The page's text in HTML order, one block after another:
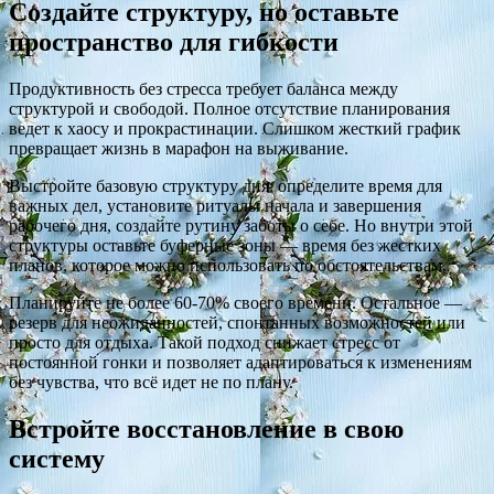
Создайте структуру, но оставьте
пространство для гибкости
Продуктивность без стресса требует баланса между
структурой и свободой. Полное отсутствие планирования
ведет к хаосу и прокрастинации. Слишком жесткий график
превращает жизнь в марафон на выживание.
Выстройте базовую структуру дня: определите время для
важных дел, установите ритуалы начала и завершения
рабочего дня, создайте рутину заботы о себе. Но внутри этой
структуры оставьте буферные зоны — время без жестких
планов, которое можно использовать по обстоятельствам.
Планируйте не более 60-70% своего времени. Остальное —
резерв для неожиданностей, спонтанных возможностей или
просто для отдыха. Такой подход снижает стресс от
постоянной гонки и позволяет адаптироваться к изменениям
без чувства, что всё идет не по плану.
Встройте восстановление в свою
систему